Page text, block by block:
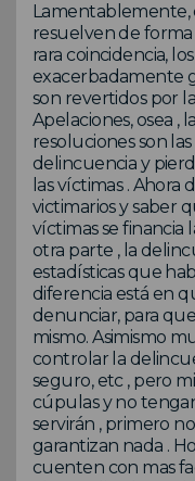
Lamentablemente,
resuelven de
rara coincidencia,
exacerbadamente
son revertidos por
Apelaciones, osea ,
resoluciones son
delincuencia y
las víctimas .
victimarios y saber
víctimas se financia
otra parte , la
estadísticas que
diferencia está en
denunciar, para
mismo. Asimismo
controlar la
seguro, etc , pero
cúpulas y no
servirán , primero
garantizan nada .
cuenten con mas